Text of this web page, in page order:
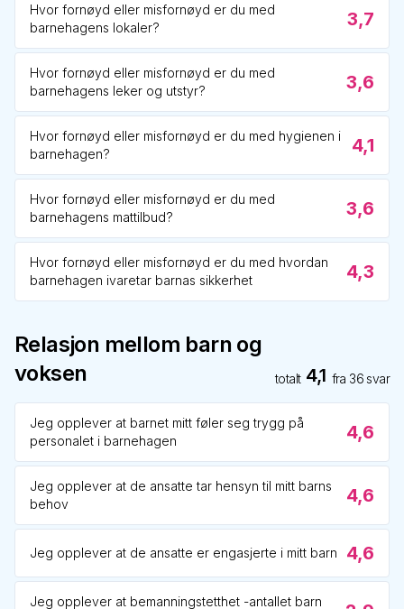
Hvor fornøyd eller misfornøyd er du med
barnehagens lokaler?
3,7
Hvor fornøyd eller misfornøyd er du med
barnehagens leker og utstyr?
3,6
Hvor fornøyd eller misfornøyd er du med hygienen i
barnehagen?
4,1
Hvor fornøyd eller misfornøyd er du med
barnehagens mattilbud?
3,6
Hvor fornøyd eller misfornøyd er du med hvordan
barnehagen ivaretar barnas sikkerhet
4,3
Relasjon mellom barn og
voksen
totalt 4,1 fra 36 svar
Jeg opplever at barnet mitt føler seg trygg på
personalet i barnehagen
4,6
Jeg opplever at de ansatte tar hensyn til mitt barns
behov
4,6
Jeg opplever at de ansatte er engasjerte i mitt barn 4,6
Jeg opplever at bemanningstetthet -antallet barn